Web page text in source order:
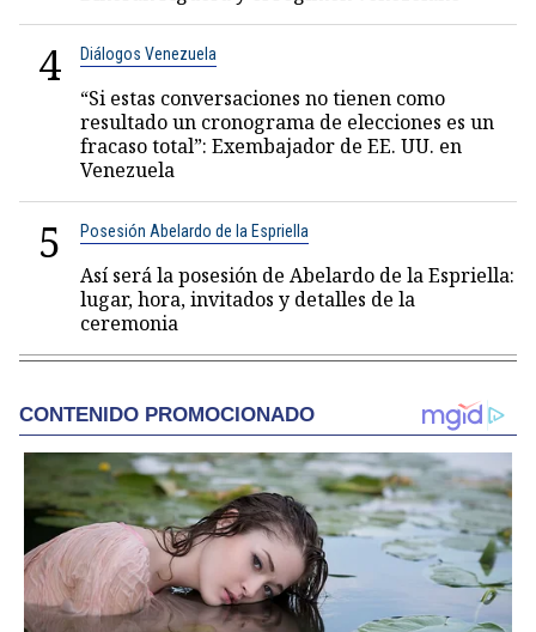
4 Diálogos Venezuela
“Si estas conversaciones no tienen como
resultado un cronograma de elecciones es un
fracaso total”: Exembajador de EE. UU. en
Venezuela
5 Posesión Abelardo de la Espriella
Así será la posesión de Abelardo de la Espriella:
lugar, hora, invitados y detalles de la
ceremonia